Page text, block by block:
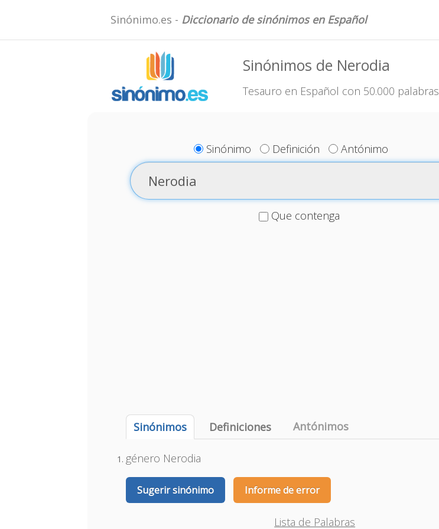
Sinónimo.es - Diccionario de sinónimos en Español
Sinónimos de Nerodia
Tesauro en Español con 50.000 palabras
Sinónimo Definición Antónimo
Que contenga
Sinónimos Definiciones Antónimos
género Nerodia
Sugerir sinónimo Informe de error
Lista de Palabras